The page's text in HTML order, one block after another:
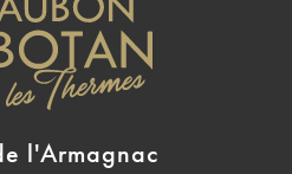
l'Armagnac